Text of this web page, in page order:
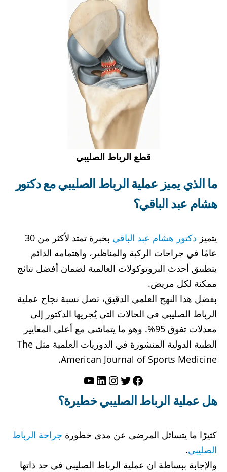
قطع الرباط الصليبي
ما الذي يميز عملية الرباط الصليبي مع دكتور
هشام عبد الباقي؟
يتميز دكتور هشام عبد الباقي
بخبرة تمتد لأكثر من 30
عامًا في جراحات الركبة والمناظير، واهتمامه الدائم
بتطبيق أحدث البروتوكولات العالمية لضمان أفضل نتائج
ممكنة لكل مريض.
بفضل هذا النهج العلمي الدقيق، تصل نسبة نجاح عملية
الرباط الصليبي في الحالات التي يُجريها الدكتور إلى
معدلات تفوق 95%. وهو ما يتماشى مع أعلى المعايير
الطبية الدولية المنشورة في الدوريات العلمية مثل The
American Journal of Sports Medicine.
فيسبوك
تويترإنستجرام
لينكد إنيوتيوب
هل عملية الرباط الصليبي خطيرة؟
كثيرًا ما يتسائل المرضى عن مدى خطورة جراحة الرباط
الصليبي.
والإجابة ببساطة ان عملية الرباط الصليبي في حد ذاتها